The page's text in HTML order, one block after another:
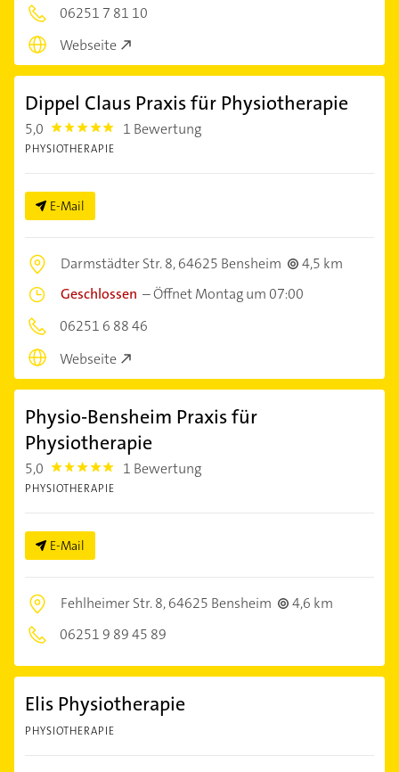
06251 7 81 10
Webseite
Dippel Claus Praxis für Physiotherapie
5,0 5.0 1 Bewertung
PHYSIOTHERAPIE
E-Mail
Darmstädter Str. 8,64625 Bensheim
4,5 km
Geschlossen –Öffnet Montag um 07:00
06251 6 88 46
Webseite
Physio-Bensheim Praxis für
Physiotherapie
5,0 5.0 1 Bewertung
PHYSIOTHERAPIE
E-Mail
Fehlheimer Str. 8,64625 Bensheim
4,6 km
06251 9 89 45 89
Elis Physiotherapie
PHYSIOTHERAPIE